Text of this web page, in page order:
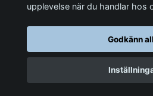
© 2026
upplevelse när du handlar hos
Godkänn